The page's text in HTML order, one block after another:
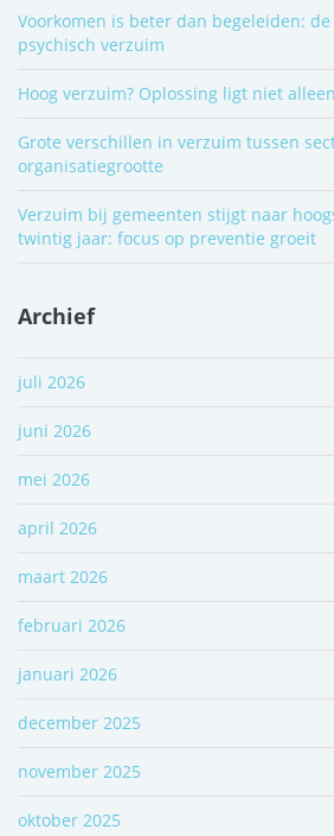
Voorkomen is beter dan begeleiden:
psychisch verzuim
Hoog verzuim? Oplossing ligt niet
Grote verschillen in verzuim tussen
organisatiegrootte
Verzuim bij gemeenten stijgt naar
twintig jaar: focus op preventie groeit
Archief
juli 2026
juni 2026
mei 2026
april 2026
maart 2026
februari 2026
januari 2026
december 2025
november 2025
oktober 2025